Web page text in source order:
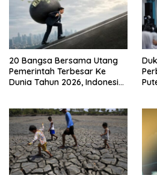
20 Bangsa Bersama Utang
Pemerintah Terbesar Ke
Dunia Tahun 2026, Indonesia